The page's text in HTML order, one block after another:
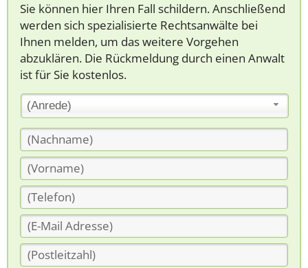
Sie können hier Ihren Fall schildern. Anschließend
werden sich spezialisierte Rechtsanwälte bei
Ihnen melden, um das weitere Vorgehen
abzuklären. Die Rückmeldung durch einen Anwalt
ist für Sie kostenlos.
(Anrede)